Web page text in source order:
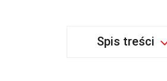
Spis treści